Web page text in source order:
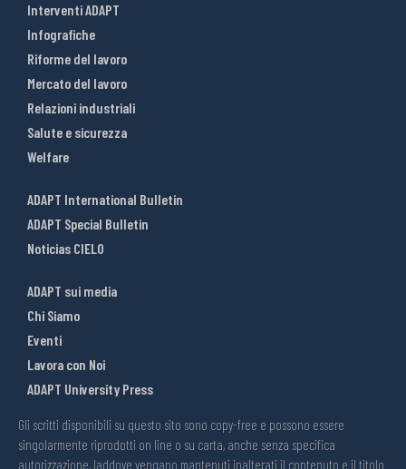
Interventi ADAPT
Infografiche
Riforme del lavoro
Mercato del lavoro
Relazioni industriali
Salute e sicurezza
Welfare
ADAPT International Bulletin
ADAPT Special Bulletin
Noticias CIELO
ADAPT sui media
Chi Siamo
Eventi
Lavora con Noi
ADAPT University Press
Gli scritti disponibili su questo sito sono copy-free e possono essere
singolarmente riprodotti on line o su carta, anche senza specifica
autorizzazione, laddove vengano mantenuti inalterati il contenuto e il titolo